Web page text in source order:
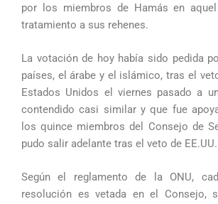
por los miembros de Hamás en
tratamiento a sus rehenes.
La votación de hoy había sido pedida
países, el árabe y el islámico, tras el
Estados Unidos el viernes pasado a
contendido casi similar y que fue
los quince miembros del Consejo de
pudo salir adelante tras el veto de EE.UU.
Según el reglamento de la ONU,
resolución es vetada en el Consejo,